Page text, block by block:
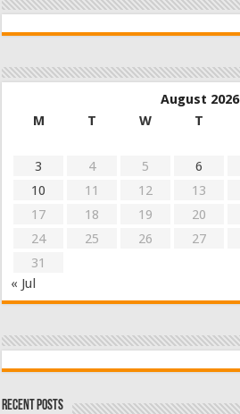
August 2026
M
T W T
3
4 5 6
10
11 12 13
17
18 19 20
24
25 26 27
31
« Jul
Recent Posts